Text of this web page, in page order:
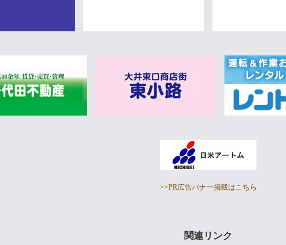
>>PR広告バナー掲載はこちら
関連リンク